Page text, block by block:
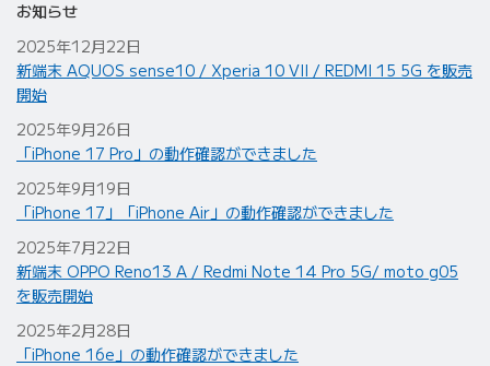
お知らせ
2025年12月22日
新端末 AQUOS sense10 / Xperia 10 VII / REDMI 15 5G を販売
開始
2025年9月26日
「iPhone 17 Pro」の動作確認ができました
2025年9月19日
「iPhone 17」「iPhone Air」の動作確認ができました
2025年7月22日
新端末 OPPO Reno13 A / Redmi Note 14 Pro 5G/ moto g05
を販売開始
2025年2月28日
「iPhone 16e」の動作確認ができました